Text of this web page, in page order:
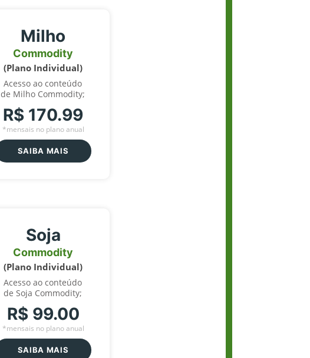
Milho
Commodity
(Plano Individual)
Acesso ao conteúdo
de Milho Commodity;
R$ 170.99
*mensais no plano anual
SAIBA MAIS
Soja
Commodity
(Plano Individual)
Acesso ao conteúdo
de Soja Commodity;
R$ 99.00
*mensais no plano anual
SAIBA MAIS